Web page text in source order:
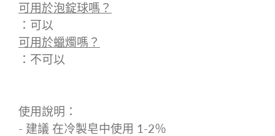
可用於泡錠球嗎 ？
：可以
可用於蠟燭嗎 ？
：不可以
使用說明：
- 建議 在冷製皂中使用 1-2％